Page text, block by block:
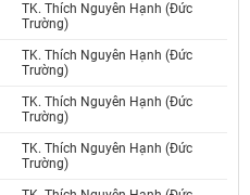
TK. Thích Nguyên Hạnh (Đức
Trường)
TK. Thích Nguyên Hạnh (Đức
Trường)
TK. Thích Nguyên Hạnh (Đức
Trường)
TK. Thích Nguyên Hạnh (Đức
Trường)